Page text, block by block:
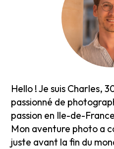
Hello ! Je suis Charles,
passionné de
passion en Ile-de-
Mon aventure photo a
juste avant la fin du